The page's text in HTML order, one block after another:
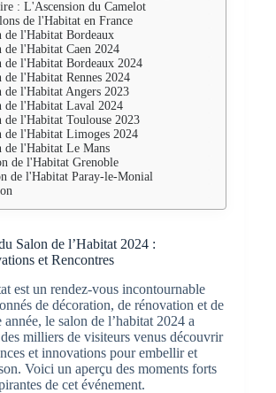
: L'Ascension du Camelot
de l'Habitat en France
de l'Habitat Bordeaux
de l'Habitat Caen 2024
de l'Habitat Bordeaux 2024
de l'Habitat Rennes 2024
de l'Habitat Angers 2023
de l'Habitat Laval 2024
de l'Habitat Toulouse 2023
de l'Habitat Limoges 2024
de l'Habitat Le Mans
de l'Habitat Grenoble
de l'Habitat Paray-le-Monial
Salon de l’Habitat 2024 :
et Rencontres
est un rendez-vous incontournable
de décoration, de rénovation et de
le salon de l’habitat 2024 a
milliers de visiteurs venus découvrir
et innovations pour embellir et
Voici un aperçu des moments forts
de cet événement.